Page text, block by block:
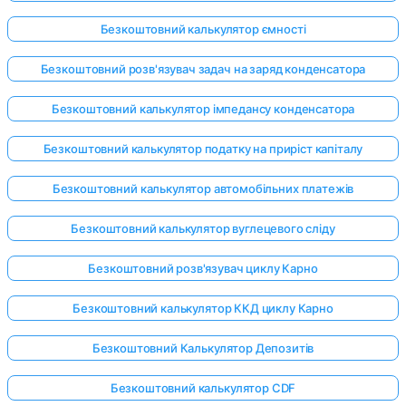
Безкоштовний калькулятор ємності
Безкоштовний розв'язувач задач на заряд конденсатора
Безкоштовний калькулятор імпедансу конденсатора
Безкоштовний калькулятор податку на приріст капіталу
Безкоштовний калькулятор автомобільних платежів
Безкоштовний калькулятор вуглецевого сліду
Безкоштовний розв'язувач циклу Карно
Безкоштовний калькулятор ККД циклу Карно
Безкоштовний Калькулятор Депозитів
Безкоштовний калькулятор CDF